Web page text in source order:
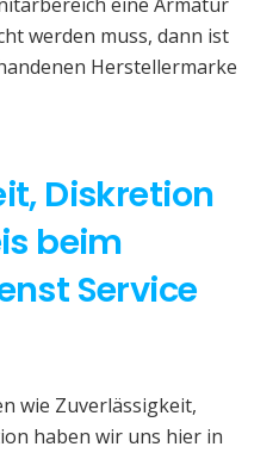
werden muss, dann ist
Herstellermarke
Diskretion
beim
Service
wie Zuverlässigkeit,
haben wir uns hier in